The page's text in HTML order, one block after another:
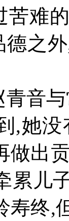
苦难
德之外
青音
,她没
做出
累儿
寿终,